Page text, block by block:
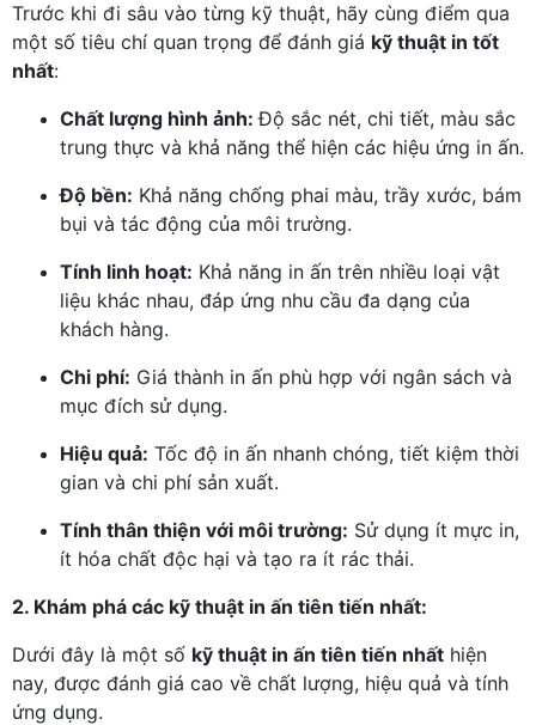
Trước khi đi sâu vào từng kỹ thuật, hãy cùng điểm qua
một số tiêu chí quan trọng để đánh giá kỹ thuật in tốt
nhất:
Chất lượng hình ảnh:Độ sắc nét, chi tiết, màu sắc
trung thực và khả năng thể hiện các hiệu ứng in ấn.
Độ bền: Khả năng chống phai màu, trầy xước, bám
bụi và tác động của môi trường.
Tính linh hoạt: Khả năng in ấn trên nhiều loại vật
liệu khác nhau, đáp ứng nhu cầu đa dạng của
khách hàng.
Chi phí: Giá thành in ấn phù hợp với ngân sách và
mục đích sử dụng.
Hiệu quả: Tốc độ in ấn nhanh chóng, tiết kiệm thời
gian và chi phí sản xuất.
Tính thân thiện với môi trường: Sử dụng ít mực in,
ít hóa chất độc hại và tạo ra ít rác thải.
2. Khám phá các kỹ thuật in ấn tiên tiến nhất:
Dưới đây là một số kỹ thuật in ấn tiên tiến nhất hiện
nay, được đánh giá cao về chất lượng, hiệu quả và tính
ứng dụng.